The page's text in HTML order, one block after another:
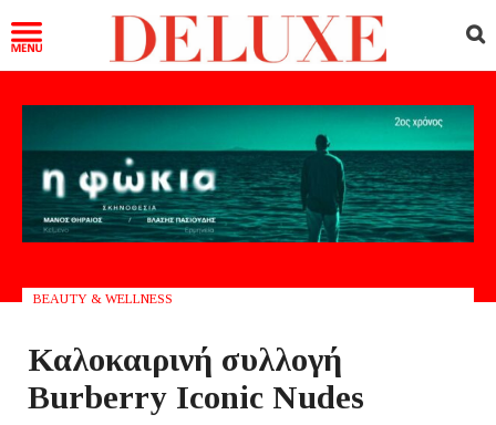
BEAUTY & WELLNESS
Καλοκαιρινή συλλογή
Burberry Iconic Nudes